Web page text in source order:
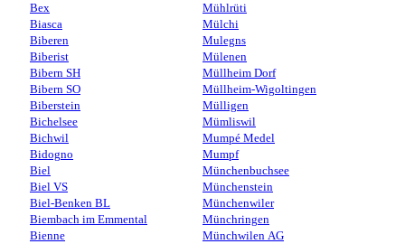
Bex
Biasca
Biberen
Biberist
Bibern SH
Bibern SO
Biberstein
Bichelsee
Bichwil
Bidogno
Biel
Biel VS
Biel-Benken BL
Biembach im Emmental
Bienne
Mühlrüti
Mülchi
Mulegns
Mülenen
Müllheim Dorf
Müllheim-Wigoltingen
Mülligen
Mümliswil
Mumpé Medel
Mumpf
Münchenbuchsee
Münchenstein
Münchenwiler
Münchringen
Münchwilen AG